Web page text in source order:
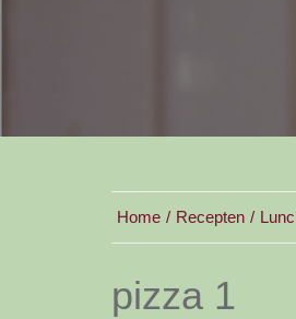
Home Recepten
pizza 1